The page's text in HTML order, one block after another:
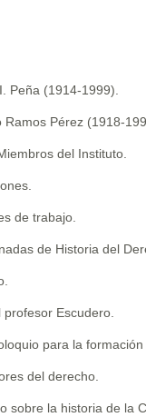
Peña (1914-1999).
Ramos Pérez (1918-
del Instituto.
de trabajo.
de Historia del
profesor Escudero.
para la
del derecho.
sobre la historia de la